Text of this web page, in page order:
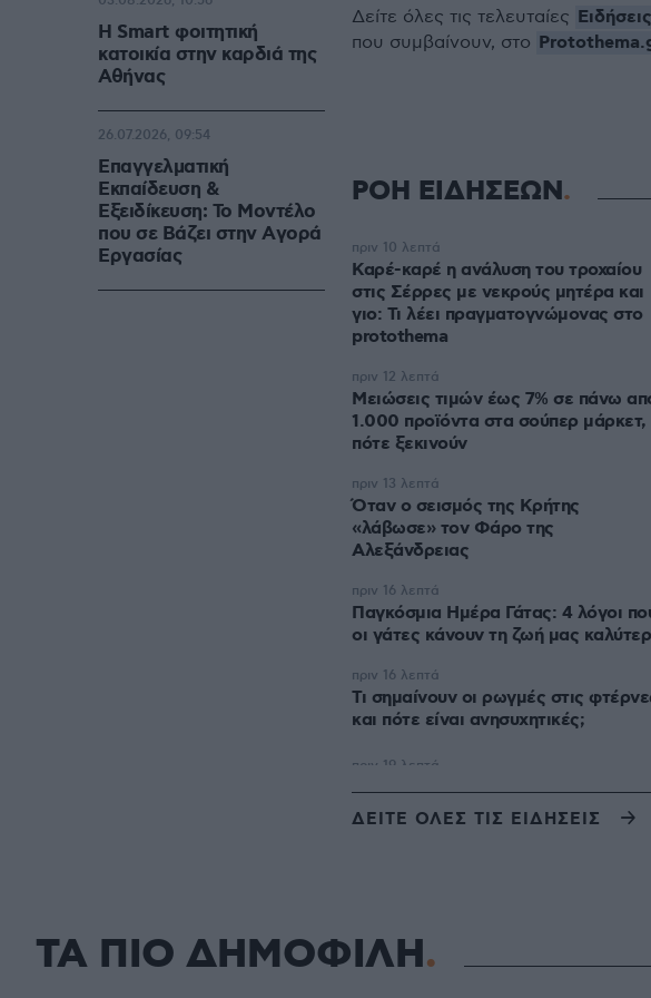
Η Smart φοιτητική
κατοικία στην καρδιά της
Αθήνας
Επαγγελματική
Εκπαίδευση &
Εξειδίκευση: Το Mοντέλο
που σε Bάζει στην Aγορά
Eργασίας
26.07.2026, 09:54
Δείτε όλες τις τελευταίες Ειδήσεις
που συμβαίνουν, στο
ΡΟΗ ΕΙΔΗΣΕΩΝ
Καρέ-καρέ η ανάλυση του τροχαίου
στις Σέρρες με νεκρούς μητέρα και
γιο: Τι λέει πραγματογνώμονας στο
protothema
πριν 10 λεπτά
Μειώσεις τιμών έως 7% σε πάνω
1.000 προϊόντα στα σούπερ μάρκετ,
πότε ξεκινούν
πριν 12 λεπτά
Όταν ο σεισμός της Κρήτης
«λάβωσε» τον Φάρο της
Αλεξάνδρειας
πριν 13 λεπτά
Παγκόσμια Ημέρα Γάτας: 4 λόγοι
οι γάτες κάνουν τη ζωή μας
πριν 16 λεπτά
Τι σημαίνουν οι ρωγμές στις
και πότε είναι ανησυχητικές;
πριν 16 λεπτά
ΔΕΙΤΕ ΟΛΕΣ ΤΙΣ ΕΙΔΗΣΕΙΣ
ΤΑ ΠΙΟ ΔΗΜΟΦΙΛΗ